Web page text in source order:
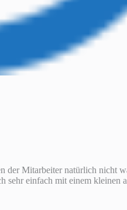
der Mitarbeiter natürlich nicht
sehr einfach mit einem kleinen